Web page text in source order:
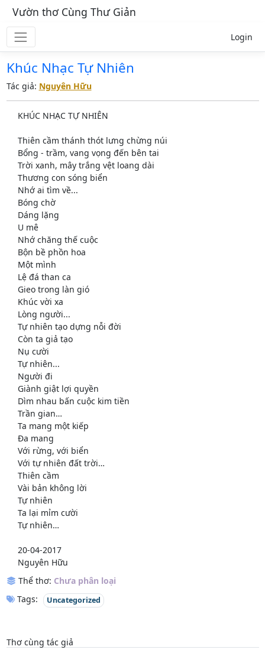
Vườn thơ Cùng Thư Giản
Login
Khúc Nhạc Tự Nhiên
Tác giả: Nguyên Hữu
KHÚC NHẠC TỰ NHIÊN
Thiên cầm thánh thót lưng chừng núi
Bổng - trầm, vang vọng đến bên tai
Trời xanh, mây trắng vệt loang dài
Thương con sóng biển
Nhớ ai tìm về...
Bóng chờ
Dáng lặng
U mê
Nhớ chăng thế cuộc
Bộn bề phồn hoa
Một mình
Lệ đá than ca
Gieo trong làn gió
Khúc vời xa
Lòng người...
Tự nhiên tạo dựng nỗi đời
Còn ta giả tạo
Nụ cười
Tự nhiên...
Người đi
Giành giật lợi quyền
Dìm nhau bấn cuộc kim tiền
Trần gian…
Ta mang một kiếp
Đa mang
Với rừng, với biển
Với tự nhiên đất trời…
Thiên cầm
Vài bản không lời
Tự nhiên
Ta lại mỉm cười
Tự nhiên…
20-04-2017
Nguyên Hữu
Thể thơ: Chưa phân loại
Tags:
Uncategorized
Thơ cùng tác giả